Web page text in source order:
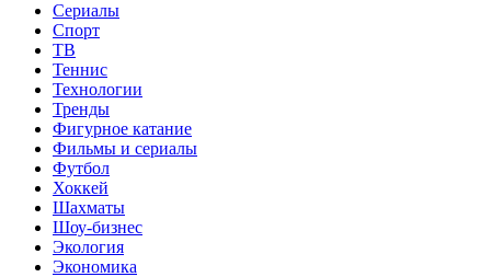
Сериалы
Спорт
ТВ
Теннис
Технологии
Тренды
Фигурное катание
Фильмы и сериалы
Футбол
Хоккей
Шахматы
Шоу-бизнес
Экология
Экономика